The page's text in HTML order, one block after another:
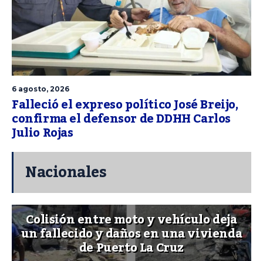
6 agosto, 2026
Falleció el expreso político José Breijo,
confirma el defensor de DDHH Carlos
Julio Rojas
Nacionales
Colisión entre moto y vehículo deja
un fallecido y daños en una vivienda
de Puerto La Cruz